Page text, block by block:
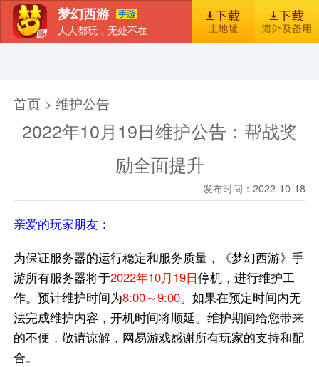
梦幻西游
人人都玩，无处不在
首页 > 维护公告
2022年10月19日维护公告：帮战奖
励全面提升
发布时间：2022-10-18
亲爱的玩家朋友：
为保证服务器的运行稳定和服务质量，《梦幻西游》手
游所有服务器将于2022年10月19日停机，进行维护工
作。预计维护时间为8:00～9:00。如果在预定时间内无
法完成维护内容，开机时间将顺延。维护期间给您带来
的不便，敬请谅解，网易游戏感谢所有玩家的支持和配
合。